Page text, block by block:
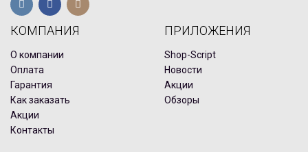
КОМПАНИЯ
О компании
Оплата
Гарантия
Как заказать
Акции
Контакты
ПРИЛОЖЕНИЯ
Shop-Script
Новости
Акции
Обзоры